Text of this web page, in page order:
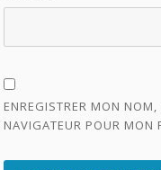
ENREGISTRER MON
NAVIGATEUR POUR MON